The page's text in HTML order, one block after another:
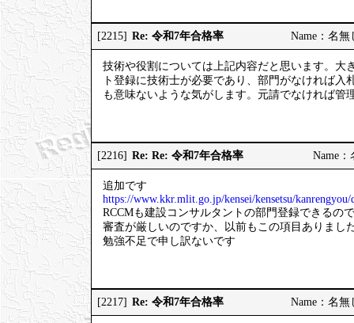
[2215] Re: 令和7年合格率 Name：名
技術や役割については上記内容だと思います。大
ト登録に技術士が必要であり、部門がなければ
も意味ないような気がします。元請でなければ
[2216] Re: Re: 令和7年合格率 Name
追加です
https://www.kkr.mlit.go.jp/kensei/kensetsu/
RCCMも建設コンサルタントの部門登録できるの
審査が厳しいのですか、以前もこの項目ありまし
勉強不足で申し訳ないです
[2217] Re: 令和7年合格率 Name：名